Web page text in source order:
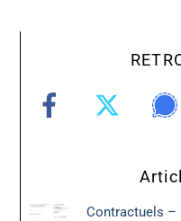
Contractuels –